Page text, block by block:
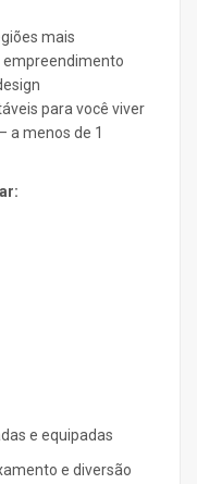
mais
empreendimento
para você viver
a menos de 1
e equipadas
e diversão